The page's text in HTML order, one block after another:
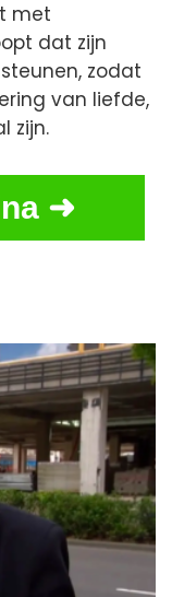
met
dat zijn
zodat
van liefde,
zijn.
➜